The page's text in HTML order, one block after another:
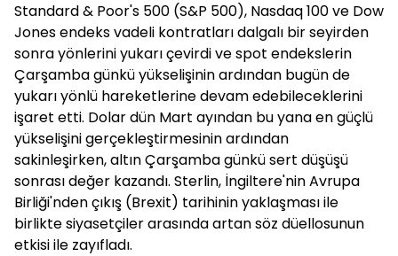
Standard & Poor's 500 (S&P 500), Nasdaq 100 ve Dow
Jones endeks vadeli kontratları dalgalı bir seyirden
sonra yönlerini yukarı çevirdi ve spot endekslerin
Çarşamba günkü yükselişinin ardından bugün de
yukarı yönlü hareketlerine devam edebileceklerini
işaret etti. Dolar dün Mart ayından bu yana en güçlü
yükselişini gerçekleştirmesinin ardından
sakinleşirken, altın Çarşamba günkü sert düşüşü
sonrası değer kazandı. Sterlin, İngiltere'nin Avrupa
Birliği'nden çıkış (Brexit) tarihinin yaklaşması ile
birlikte siyasetçiler arasında artan söz düellosunun
etkisi ile zayıfladı.